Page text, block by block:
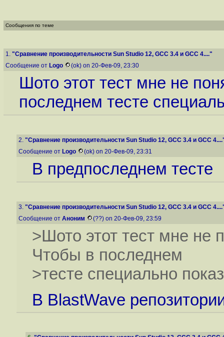
Сообщения по теме
1. "Сравнение производительности Sun Studio 12, GCC 3.4 и GCC 4...."
Сообщение от Logo (ok) on 20-Фев-09, 23:30
Шото этот тест мне не
последнем тесте
2. "Сравнение производительности Sun Studio 12, GCC 3.4 и GCC
Сообщение от Logo (ok) on 20-Фев-09, 23:31
В предпоследнем тесте
3. "Сравнение производительности Sun Studio 12, GCC 3.4 и GCC
Сообщение от Аноним (??) on 20-Фев-09, 23:59
>Шото этот тест мне не
Чтобы в последнем
>тесте специально
В BlastWave